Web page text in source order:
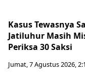
Kasus Tewasnya
Jatiluhur Masih
Periksa 30 Saksi
Jumat, 7 Agustus 2026,